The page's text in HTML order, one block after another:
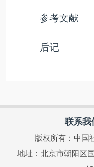
参考文献
后记
联系我
版权所有：中国
地址：北京市朝阳区